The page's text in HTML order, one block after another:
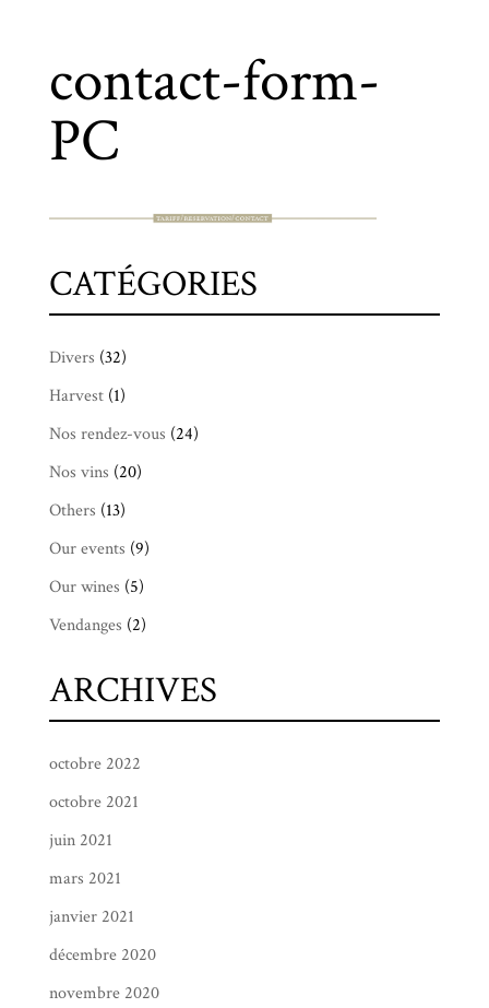
contact-form-
PC
CATÉGORIES
Divers (32)
Harvest(1)
Nos rendez-vous (24)
Nos vins (20)
Others (13)
Our events (9)
Our wines (5)
Vendanges (2)
ARCHIVES
octobre 2022
octobre 2021
juin 2021
mars 2021
janvier 2021
décembre 2020
novembre 2020